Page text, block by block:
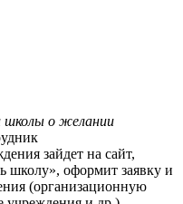
школы о желании
зайдет на сайт,
оформит заявку и
(организационную